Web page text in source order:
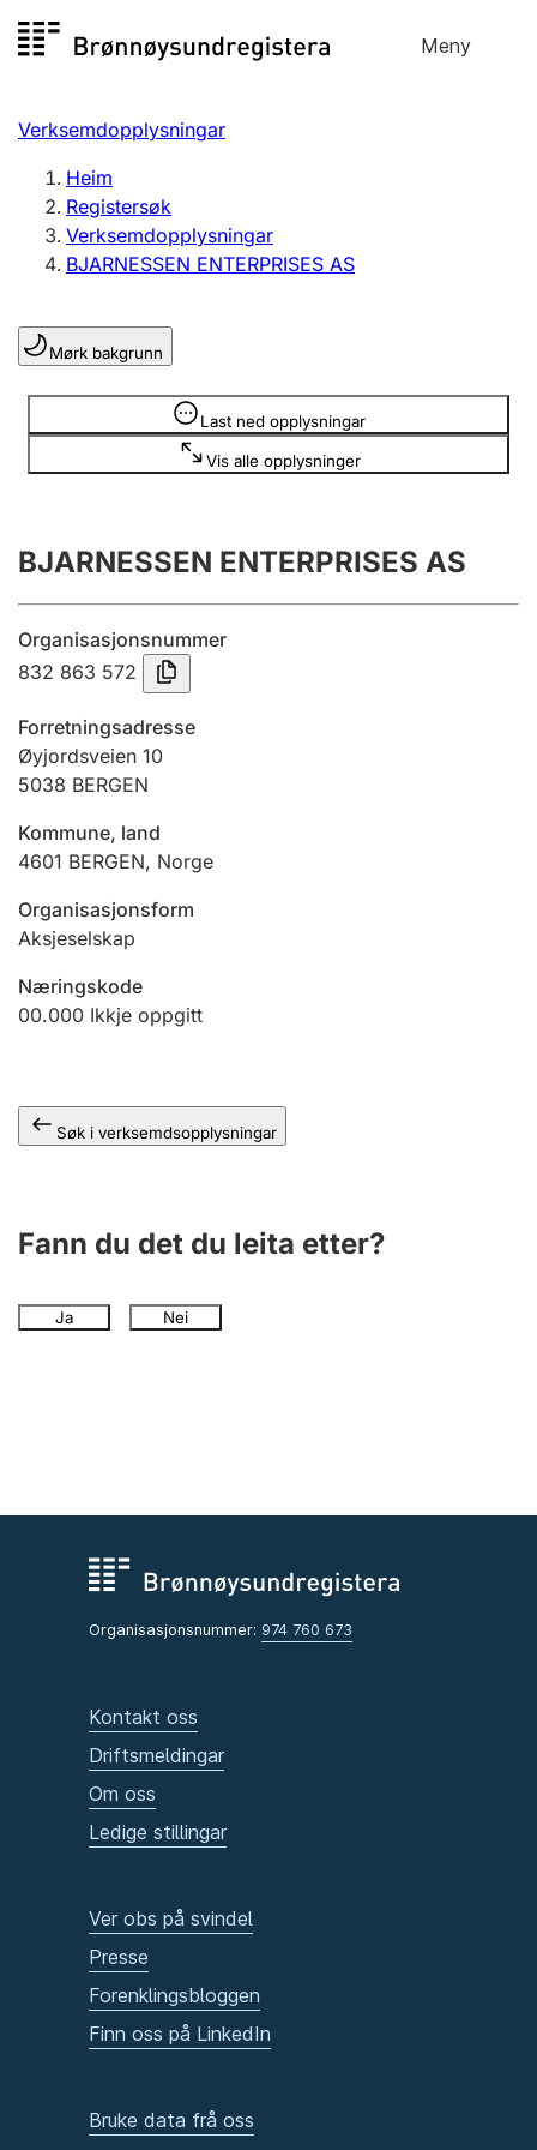
til
Meny
Registersøk
Aksjeselskap
Enkeltpersonføretak
Registrere, endre, slette
Lag og foreining
Registrere, endre, slette
Årsrekneskap
Innsending og forseinkingsgebyr
Jeger
Ektepaktrettleiaren
Andre tema
Verksemdopplysningar
Heim
Registersøk
Verksemdopplysningar
BJARNESSEN ENTERPRISES AS
Mørk bakgrunn
Last ned opplysningar
Vis alle opplysninger
Opplysninger er skjult
BJARNESSEN ENTERPRISES AS
Organisasjonsnummer
832 863 572
Forretningsadresse
Øyjordsveien 10
5038 BERGEN
Kommune, land
4601 BERGEN, Norge
Organisasjonsform
Aksjeselskap
Næringskode
00.000 Ikkje oppgitt
Søk i verksemdsopplysningar
Fann du det du leita etter?
Ja Nei
Organisasjonsnummer: 974 760 673
Kontakt oss
Driftsmeldingar
Om oss
Ledige stillingar
Ver obs på svindel
Presse
Forenklingsbloggen
Finn oss på LinkedIn
Bruke data frå oss